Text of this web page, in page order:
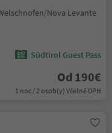
Nova Levante
Südtirol Guest Pass
Od 190€
1 noc / 2 osob(y) Včetně DPH